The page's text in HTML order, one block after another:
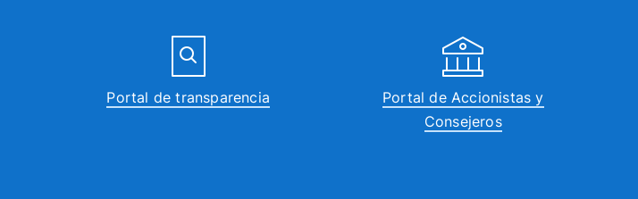
Portal de transparencia
Portal de Accionistas y
Consejeros